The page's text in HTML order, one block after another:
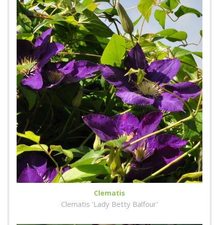
Clematis
Clematis 'Lady Betty Balfour'